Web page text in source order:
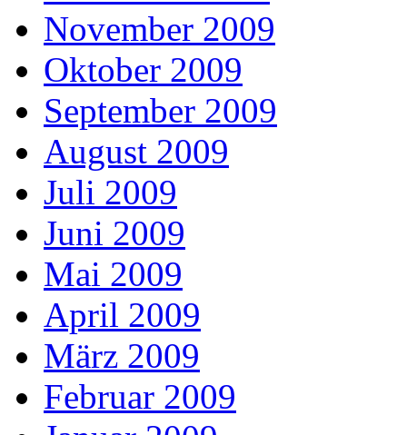
November 2009
Oktober 2009
September 2009
August 2009
Juli 2009
Juni 2009
Mai 2009
April 2009
März 2009
Februar 2009